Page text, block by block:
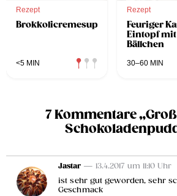
Rezept
Brokkolicremesuppe
<5 MIN
Rezept
Feuriger
Eintopf
Bällchen
30–60 MIN
7 Kommentare
Jastar — 13.4.2017 um 11:10 Uhr
ist sehr gut geworden, sehr
Geschmack